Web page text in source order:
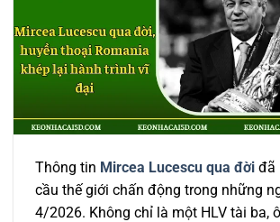
Thông tin Mircea Lucescu qua đời đã
cầu thế giới chấn động trong những
4/2026. Không chỉ là một HLV tài ba,